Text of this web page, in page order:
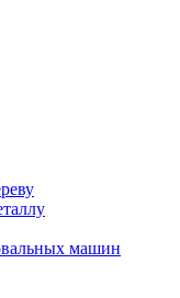
машин